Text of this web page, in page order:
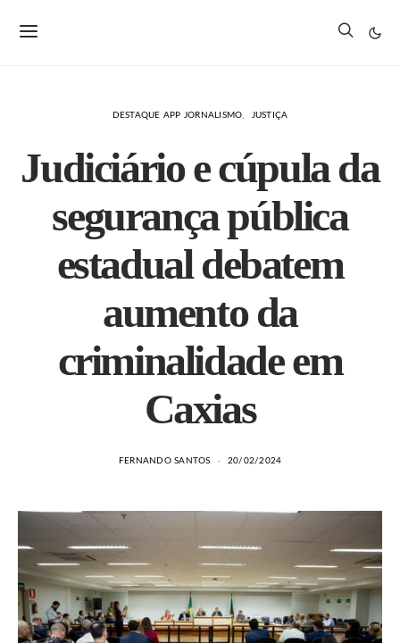
DESTAQUE APP JORNALISMO JUSTIÇA
Judiciário e cúpula da
segurança pública
estadual debatem
aumento da
criminalidade em
Caxias
FERNANDO SANTOS 20/02/2024